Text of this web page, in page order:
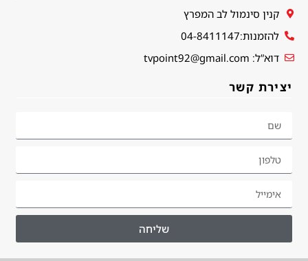
קנין סינמול לב המפרץ
להזמנות:04-8411147
דוא”ל: tvpoint92@gmail.com
יצירת קשר
שליחה